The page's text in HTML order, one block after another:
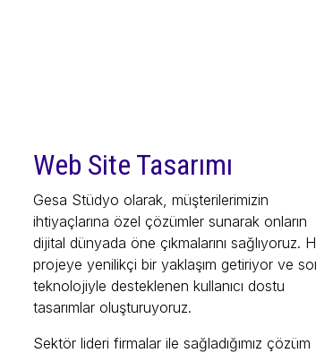
Web Site Tasarımı
Gesa Stüdyo olarak, müşterilerimizin
ihtiyaçlarına özel çözümler sunarak onların
dijital dünyada öne çıkmalarını sağlıyoruz.
projeye yenilikçi bir yaklaşım getiriyor ve
teknolojiyle desteklenen kullanıcı dostu
tasarımlar oluşturuyoruz.
Sektör lideri firmalar ile sağladığımız çözüm